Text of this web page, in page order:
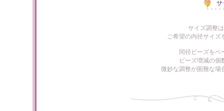
サイズ調整
ご希望の内径サイズ
同径ビーズをベ
ビーズ増減の個
微妙な調整が困難な場